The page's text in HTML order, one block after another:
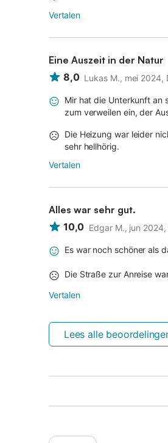
Vertalen
Eine Auszeit in der Natur
8,0 Lukas M., mei 2024,
Mir hat die Unterkunft an
zum verweilen ein, der
Die Heizung war leider
sehr hellhörig.
Vertalen
Alles war sehr gut.
10,0 Edgar M., jun
Es war noch schöner als
Die Straße zur Anreise
Vertalen
Lees alle